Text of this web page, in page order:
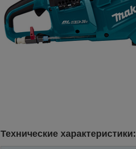
Технические характеристики: